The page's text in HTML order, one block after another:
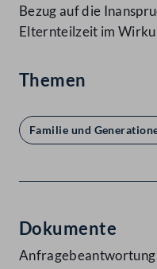
Bezug auf die
Elternteilzeit im
Themen
Familie und
Dokumente
Anfragebeantwortung